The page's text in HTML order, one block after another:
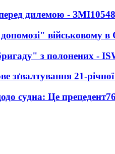
дилемою - ЗМІ10548
військовому в
з полонених -
зґвалтування 21-
судна: Це прецедент